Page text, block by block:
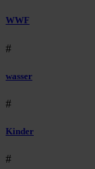
WWF
#
wasser
#
Kinder
#